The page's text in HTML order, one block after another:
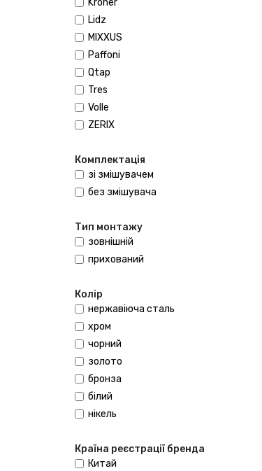
Kroner
Lidz
MIXXUS
Paffoni
Qtap
Tres
Volle
ZERIX
Комплектація
зі змішувачем
без змішувача
Тип монтажу
зовнішній
прихований
Колір
нержавіюча сталь
хром
чорний
золото
бронза
білий
нікель
Країна реєстрації бренда
Китай